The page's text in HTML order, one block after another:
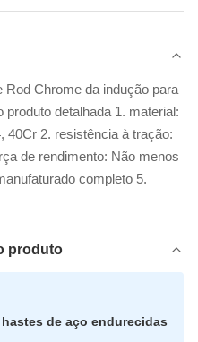
Chrome da indução para
detalhada 1. material:
40Cr 2. resistência à tração:
de rendimento: Não menos
completo 5.
produto
de aço endurecidas